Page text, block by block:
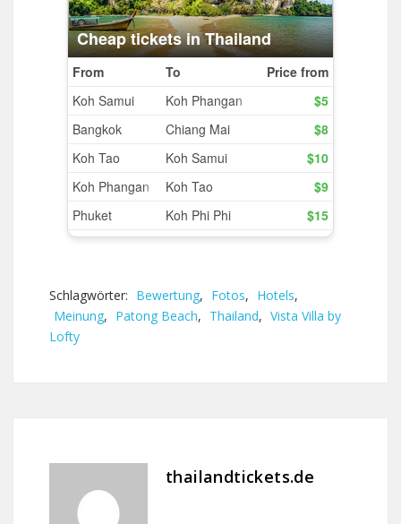
Schlagwörter: Bewertung, Fotos, Hotels,
Meinung, Patong Beach, Thailand, Vista Villa by
Lofty
thailandtickets.de